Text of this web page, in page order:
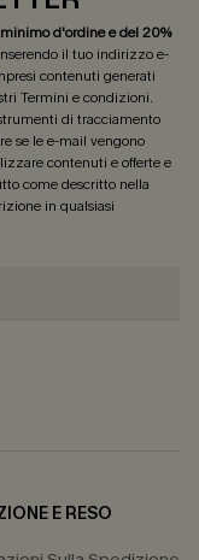
d'ordine e del 20%
il tuo indirizzo e-
contenuti generati
Termini e condizioni.
di tracciamento
se le e-mail vengono
contenuti e offerte e
come descritto nella
in qualsiasi
E RESO